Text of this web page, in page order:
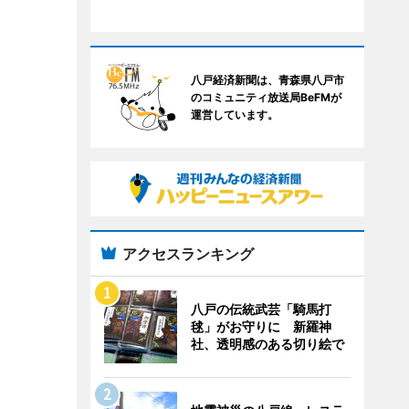
八戸経済新聞は、青森県八戸市
のコミュニティ放送局BeFMが
運営しています。
アクセスランキング
八戸の伝統武芸「騎馬打
毬」がお守りに 新羅神
社、透明感のある切り絵で